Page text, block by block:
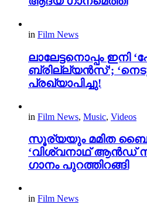
in Film News
ലാലേട്ടനൊപ്പം ഇനി
ബ്രില്ല്യൻസ്’;
പ്രഖ്യാപിച്ചു!
in Film News, Music, Videos
സൂര്യയും മമിത
‘വിശ്വനാഥ് ആൻഡ്
ഗാനം പുറത്തിറങ്ങി
in Film News